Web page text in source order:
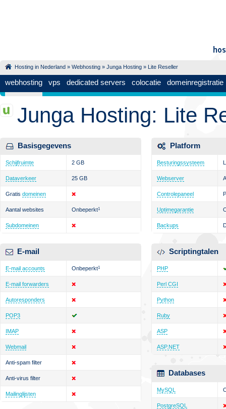
Hosting in Nederland » Webhosting » Junga Hosting » Lite Reseller
webhosting vps dedicated servers colocatie domeinregistratie
Junga Hosting: Lite
Basisgegevens
Schijfruimte 2 GB
Dataverkeer 25 GB
Gratis domeinen
Aantal websites Onbeperkt1
Subdomeinen
E-mail
E-mail accounts Onbeperkt1
E-mail forwarders
Autoresponders
POP3
IMAP
Webmail
Anti-spam filter
Anti-virus filter
Mailinglijsten
Platform
Besturingssysteem
Webserver
Controlepaneel
Uptimegarantie
Backups
Scriptingtalen
PHP
Perl CGI
Python
Ruby
ASP
ASP.NET
Databases
MySQL
PostgreSQL